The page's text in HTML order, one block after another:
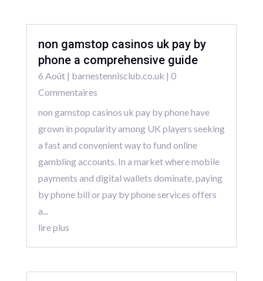
non gamstop casinos uk pay by
phone a comprehensive guide
6 Août| barnestennisclub.co.uk | 0
Commentaires
non gamstop casinos uk pay by phone have
grown in popularity among UK players seeking
a fast and convenient way to fund online
gambling accounts. In a market where mobile
payments and digital wallets dominate, paying
by phone bill or pay by phone services offers
a...
lire plus